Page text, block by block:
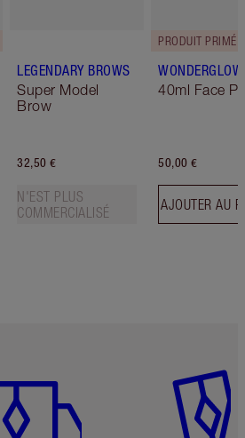
LEGENDARY BROWS
Super Model
Brow
32,50 €
N'EST PLUS
COMMERCIALISÉ
PRODUIT PRIMÉ
WONDERGLOW
40ml Face
50,00 €
AJOUTER AU